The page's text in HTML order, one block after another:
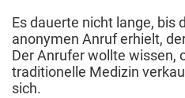
Es dauerte nicht lange, bis
anonymen Anruf erhielt,
Der Anrufer wollte wissen,
traditionelle Medizin
sich.